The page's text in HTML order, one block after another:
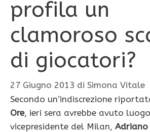
profila un
clamoroso
di giocatori?
27 Giugno 2013 di Simona Vitale
Secondo un’indiscrezione
Ore, ieri sera avrebbe avuto
vicepresidente del Milan,